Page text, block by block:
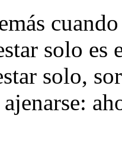
solo es
solo,